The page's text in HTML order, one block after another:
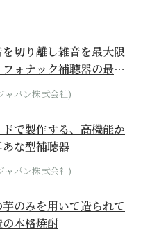
切り離し雑音を最大限
ォナック補聴器の最上
ャパン株式会社)
で製作する、高機能か
な型補聴器
ャパン株式会社)
のみを用いて造られて
本格焼酎